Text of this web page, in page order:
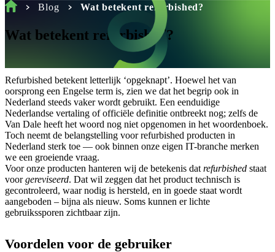
Home
Blog Wat betekent refurbished?
Wat betekent refurbished?
Refurbished betekent letterlijk ‘opgeknapt’. Hoewel het van
oorsprong een Engelse term is, zien we dat het begrip ook in
Nederland steeds vaker wordt gebruikt. Een eenduidige
Nederlandse vertaling of officiële definitie ontbreekt nog; zelfs de
Van Dale heeft het woord nog niet opgenomen in het woordenboek.
Toch neemt de belangstelling voor refurbished producten in
Nederland sterk toe — ook binnen onze eigen IT-branche merken
we een groeiende vraag.
Voor onze producten hanteren wij de betekenis dat refurbished staat
voorgereviseerd. Dat wil zeggen dat het product technisch is
gecontroleerd, waar nodig is hersteld, en in goede staat wordt
aangeboden – bijna als nieuw. Soms kunnen er lichte
gebruikssporen zichtbaar zijn.
Voordelen voor de gebruiker